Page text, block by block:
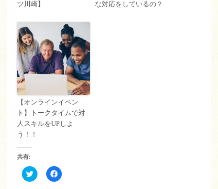
ツ川崎】
な対応をしているの？
【オンラインイベン
ト】トークタイムで対
人スキルをUPしよ
う！！
共有:
ク
リ
Facebook
で